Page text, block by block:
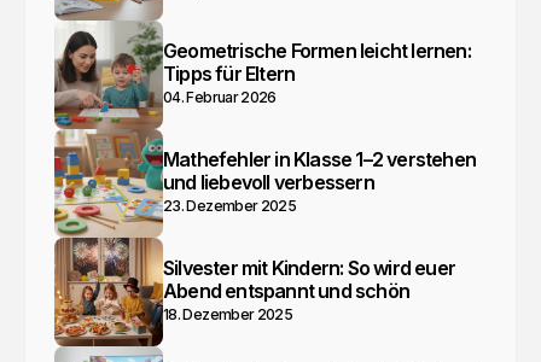
Geometrische Formen leicht lernen:
Tipps für Eltern
04. Februar 2026
Mathefehler in Klasse 1–2 verstehen
und liebevoll verbessern
23. Dezember 2025
Silvester mit Kindern: So wird euer
Abend entspannt und schön
18. Dezember 2025